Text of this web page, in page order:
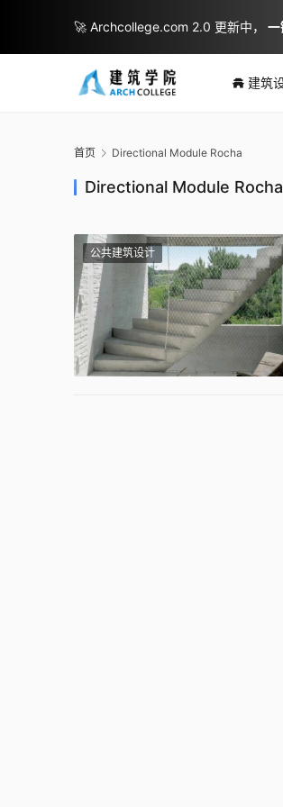
建筑
首页 Directional Module Rocha
Directional Module Rocha
公共建筑设计
🚀 Archcollege.com 2.0 更新中， 一